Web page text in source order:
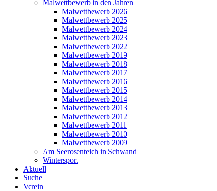
Malwettbewerb in den Jahren
Malwettbewerb 2026
Malwettbewerb 2025
Malwettbewerb 2024
Malwettbewerb 2023
Malwettbewerb 2022
Malwettbewerb 2019
Malwettbewerb 2018
Malwettbewerb 2017
Malwettbewerb 2016
Malwettbewerb 2015
Malwettbewerb 2014
Malwettbewerb 2013
Malwettbewerb 2012
Malwettbewerb 2011
Malwettbewerb 2010
Malwettbewerb 2009
Am Seerosenteich in Schwand
Wintersport
Aktuell
Suche
Verein